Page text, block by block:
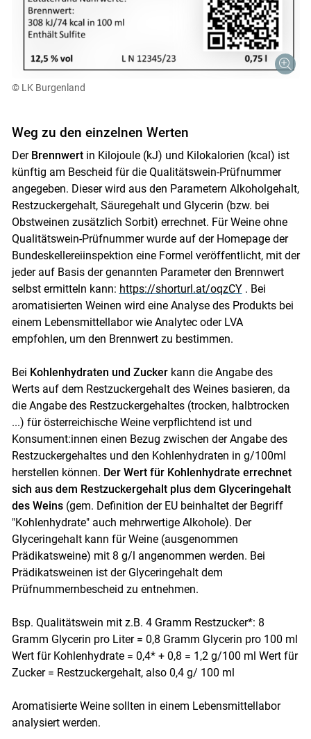
© LK Burgenland
Weg zu den einzelnen Werten
Der Brennwertin Kilojoule (kJ) und Kilokalorien (kcal) ist
künftig am Bescheid für die Qualitätswein-Prüfnummer
angegeben. Dieser wird aus den Parametern Alkoholgehalt,
Restzuckergehalt, Säuregehalt und Glycerin (bzw. bei
Obstweinen zusätzlich Sorbit) errechnet. Für Weine ohne
Qualitätswein-Prüfnummer wurde auf der Homepage der
Bundeskellereiinspektion eine Formel veröffentlicht, mit der
jeder auf Basis der genannten Parameter den Brennwert
selbst ermitteln kann: https://shorturl.at/oqzCY. Bei
aromatisierten Weinen wird eine Analyse des Produkts bei
einem Lebensmittellabor wie Analytec oder LVA
empfohlen, um den Brennwert zu bestimmen.
Bei Kohlenhydraten und Zuckerkann die Angabe des
Werts auf dem Restzuckergehalt des Weines basieren, da
die Angabe des Restzuckergehaltes (trocken, halbtrocken
...) für österreichische Weine verpflichtend ist und
Konsument:innen einen Bezug zwischen der Angabe des
Restzuckergehaltes und den Kohlenhydraten in g/100ml
herstellen können. Der Wert für Kohlenhydrate errechnet
sich aus dem Restzuckergehalt plus dem Glyceringehalt
des Weins(gem. Definition der EU beinhaltet der Begriff
"Kohlenhydrate" auch mehrwertige Alkohole). Der
Glyceringehalt kann für Weine (ausgenommen
Prädikatsweine) mit 8 g/l angenommen werden. Bei
Prädikatsweinen ist der Glyceringehalt dem
Prüfnummernbescheid zu entnehmen.
Bsp. Qualitätswein mit z.B. 4 Gramm Restzucker*: 8
Gramm Glycerin pro Liter = 0,8 Gramm Glycerin pro 100 ml
Wert für Kohlenhydrate = 0,4* + 0,8 = 1,2 g/100 ml Wert für
Zucker = Restzuckergehalt, also 0,4 g/ 100 ml
Aromatisierte Weine sollten in einem Lebensmittellabor
analysiert werden.